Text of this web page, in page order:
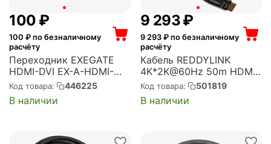
‍100‍ ₽
100 ₽ по безналичному
расчёту
Переходник EXEGATE
HDMI-DVI EX-A-HDMI-
DVI-1 (19F/19M,
позолоченные контакты)
(EX294705RUS)
Код товара: 446225
В наличии
9 293₽
9 293₽ по безналичному
расчёту
Кабель REDDYLINK
4K*2K@60Hz 50m HDMI
fiber cable (RL-4KF500)
Код товара: 501819
В наличии